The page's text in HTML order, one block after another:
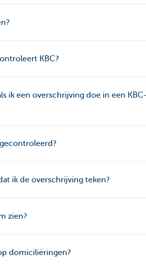
KBC?
ik een overschrijving doe in een KBC-
ik de overschrijving teken?
zien?
domiciliëringen?